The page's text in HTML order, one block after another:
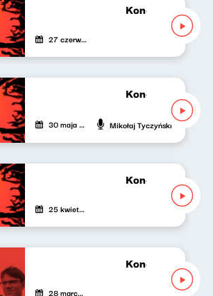
Koncert w Holu
27 czerwca 2025
Koncert w Holu
30 maja 2025 Mikołaj Tyczyński
Koncert w Holu
25 kwietnia 2025
Koncert w Holu
28 marca 2025